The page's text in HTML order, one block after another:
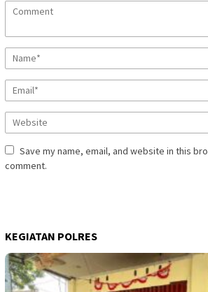
Save my name, email, and website in this
comment.
KEGIATAN POLRES